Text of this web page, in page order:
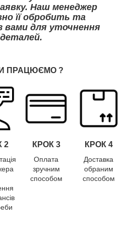
Наш менеджер
її обробить та
вами для уточнення
деталей.
ПРАЦЮЄМО ?
2 КРОК 3 КРОК 4
Оплата
зручним
способом
Доставка
обраним
способом